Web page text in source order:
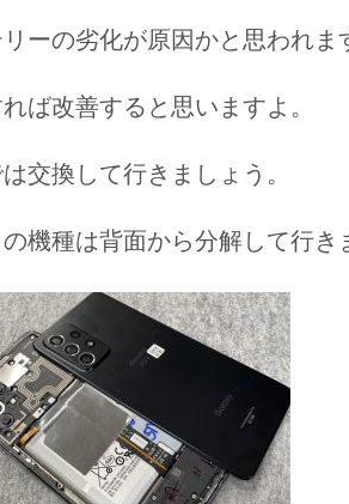
ーの劣化が原因かと思われま
ば改善すると思いますよ。
交換して行きましょう。
機種は背面から分解して行き